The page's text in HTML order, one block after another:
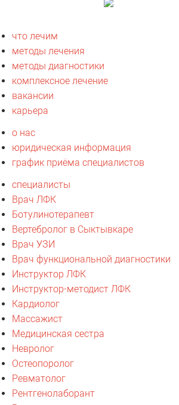
что лечим
методы лечения
методы диагностики
комплексное лечение
вакансии
карьера
о нас
юридическая информация
график приёма специалистов
специалисты
Врач ЛФК
Ботулинотерапевт
Вертебролог в Сыктывкаре
Врач УЗИ
Врач функциональной диагностики
Инструктор ЛФК
Инструктор-методист ЛФК
Кардиолог
Массажист
Медицинская сестра
Невролог
Остеопоролог
Ревматолог
Рентгенолаборант